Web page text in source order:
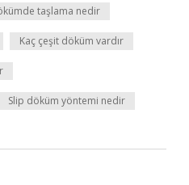
taşlama nedir
Kaç çeşit döküm vardır
Slip döküm yöntemi nedir